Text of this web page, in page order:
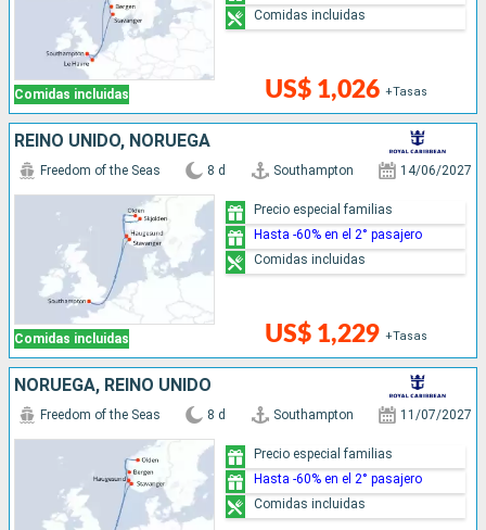
Comidas incluidas US$ 1,026 +Tasas
Comidas incluidas
REINO UNIDO, NORUEGA
Comidas incluidas
Freedom of the Seas 8 d Southampton 14/06/2027
US$ 1,229 +Tasas
Precio especial familias
Hasta -60% en el 2° pasajero
Comidas incluidas
NORUEGA, REINO UNIDO
Freedom of the Seas 8 d Southampton 11/07/2027
Precio especial familias
Hasta -60% en el 2° pasajero
Comidas incluidas